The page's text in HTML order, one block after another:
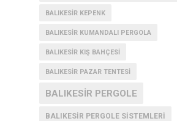
BALIKESIR KEPENK
BALIKESIR KUMANDALI PERGOLA
BALIKESIR KIŞ BAHÇESI
BALIKESIR PAZAR TENTESI
BALIKESIR PERGOLE
BALIKESIR PERGOLE SISTEMLERI